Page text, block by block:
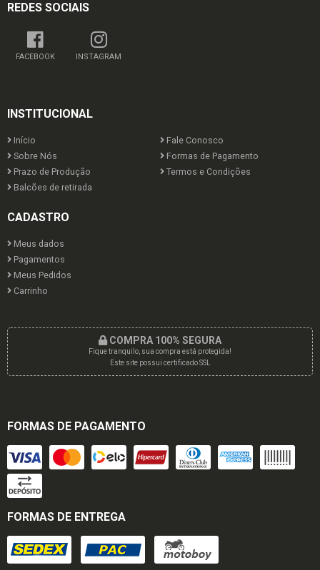
REDES SOCIAIS
FACEBOOK INSTAGRAM
INSTITUCIONAL
Início
Fale Conosco
Sobre Nós
Formas de Pagamento
Prazo de Produção
Termos e Condições
Balcões de retirada
CADASTRO
Meus dados
Pagamentos
Meus Pedidos
Carrinho
COMPRA 100% SEGURA
Fique tranquilo, sua compra está protegida!
Este site possui certificado SSL
FORMAS DE PAGAMENTO
FORMAS DE ENTREGA